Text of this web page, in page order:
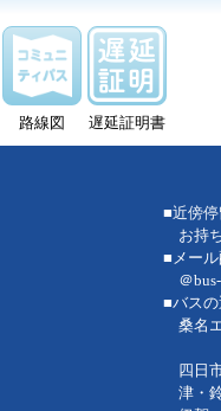
路線図 遅延証明書
■近傍停
お持ち
■メール
＠bus-
■バスの
桑名
：
四日
津・